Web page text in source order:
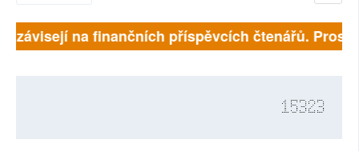
závisejí na finančních příspěvcích čtenářů.
15323